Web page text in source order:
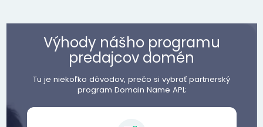
Výhody nášho programu
predajcov domén
Tu je niekoľko dôvodov, prečo si vybrať partnerský
program Domain Name API;